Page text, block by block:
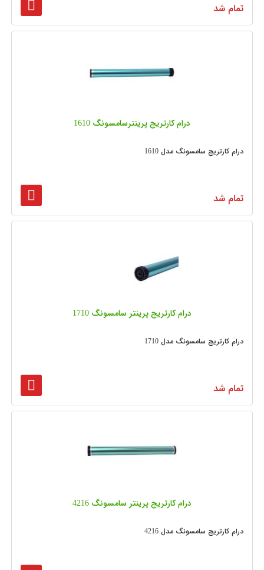
تمام شد
درام کارتریج پرینترسامسونگ 1610
درام کارتریج سامسونگ مدل 1610
تمام شد
درام کارتریج پرینتر سامسونگ 1710
درام کارتریج سامسونگ مدل 1710
تمام شد
درام کارتریج پرینتر سامسونگ 4216
درام کارتریج سامسونگ مدل 4216